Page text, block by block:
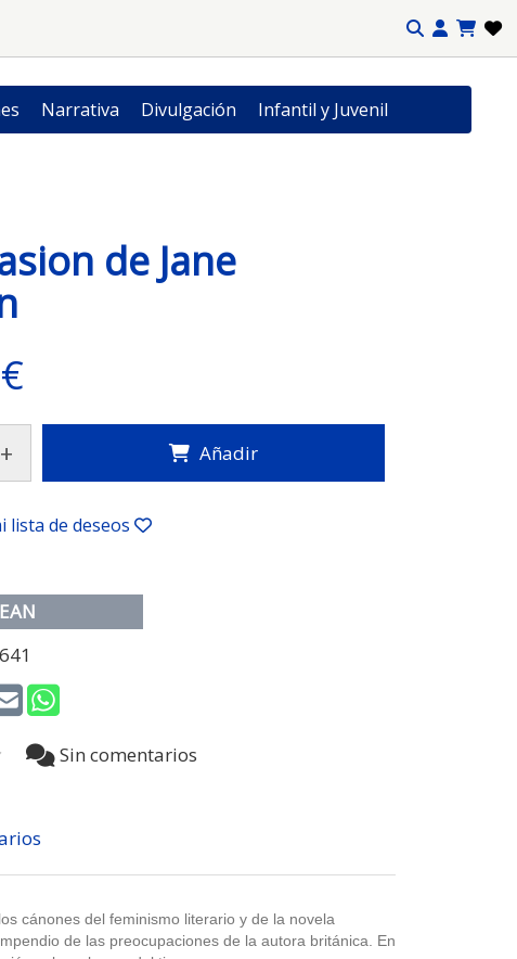
Narrativa Divulgación Infantil y Juvenil
de Jane
+ Añadir
lista de deseos
EAN
Sin comentarios
cánones del feminismo literario y de la novela
de las preocupaciones de la autora británica. En